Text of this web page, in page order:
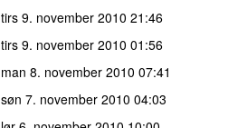
tirs 9. november 2010 21:46
tirs 9. november 2010 01:56
man 8. november 2010 07:41
søn 7. november 2010 04:03